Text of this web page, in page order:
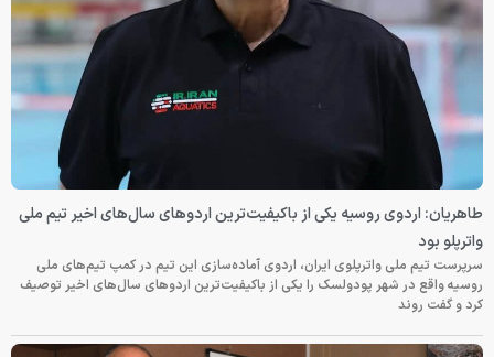
طاهریان: اردوی روسیه یکی از باکیفیت‌ترین اردوهای سال‌های اخیر تیم ملی
واترپلو بود
سرپرست تیم ملی واترپلوی ایران، اردوی آماده‌سازی این تیم در کمپ تیم‌های ملی
روسیه واقع در شهر پودولسک را یکی از باکیفیت‌ترین اردوهای سال‌های اخیر توصیف
کرد و گفت روند